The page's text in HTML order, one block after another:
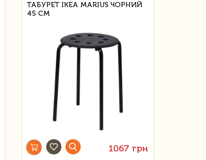
ТАБУРЕТ IKEA MARIUS ЧОРНИЙ
45 СМ
1067 грн